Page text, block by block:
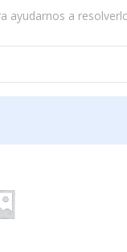
ayudarnos a